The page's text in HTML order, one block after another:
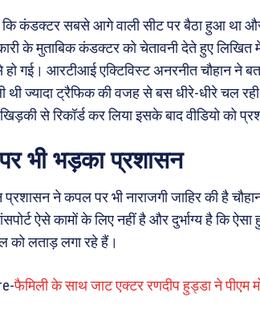
कि कंडक्टर सबसे आगे वाली सीट पर बैठा हुआ था
के मुताबिक कंडक्टर को चेतावनी देते हुए
गई। आरटीआई एक्टिविस्ट अनरनीत चौहान ने
थी ज्यादा ट्रैफिक की वजह से बस धीरे-धीरे चल
से रिकॉर्ड कर लिया इसके बाद वीडियो को
भी भड़का प्रशासन
प्रशासन ने कपल पर भी नाराजगी जाहिर की है
ऐसे कामों के लिए नहीं है और दुर्भाग्य है कि
लताड़ लगा रहे हैं।
फैमिली के साथ जाट एक्टर रणदीप हुड्डा ने पीएम